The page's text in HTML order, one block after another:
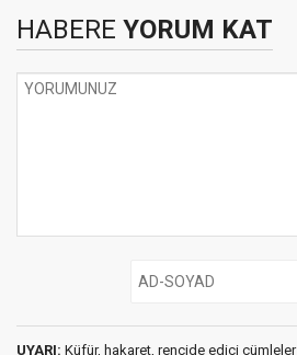
HABERE YORUM KAT
UYARI: Küfür, hakaret, rencide edici cümleler